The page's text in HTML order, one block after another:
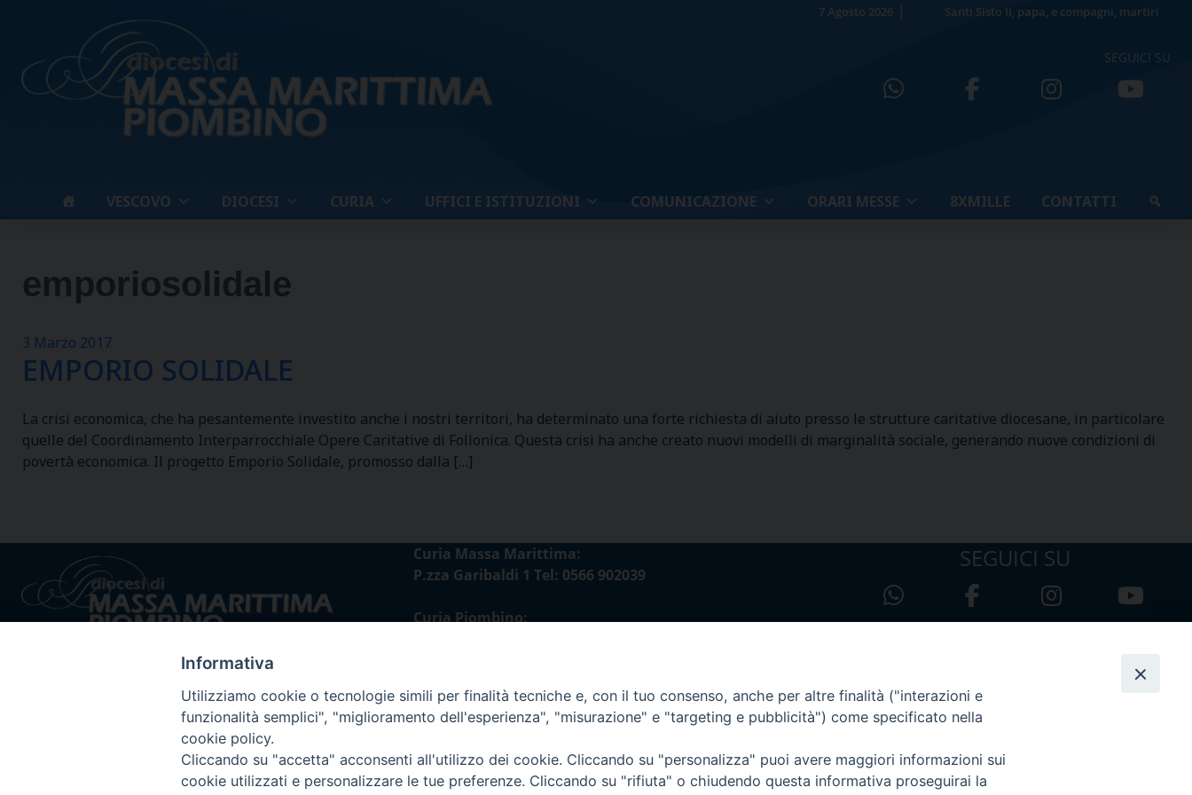
7 Agosto 2026 Santi Sisto II, papa, e compagni, martiri
SEGUICI SU
VESCOVO DIOCESI CURIA UFFICI E ISTITUZIONI COMUNICAZIONE ORARI MESSE 8XMILLE CONTATTI
emporiosolidale
3 Marzo 2017
EMPORIO SOLIDALE
La crisi economica, che ha pesantemente investito anche i nostri territori, ha determinato una forte richiesta di aiuto presso le strutture caritative diocesane, in particolare
quelle del Coordinamento Interparrocchiale Opere Caritative di Follonica. Questa crisi ha anche creato nuovi modelli di marginalità sociale, generando nuove condizioni di
povertà economica. Il progetto Emporio Solidale, promosso dalla […]
Curia Massa Marittima:
P.zza Garibaldi 1 Tel: 0566 902039
Curia Piombino:
curia@diocesimassamarittima.it
SEGUICI SU
Privacy policy - trasparenza © 2024 Diocesi di Massa Marittima - Piombino
Informativa
Utilizziamo cookie o tecnologie simili per finalità tecniche e, con il tuo consenso, anche per altre finalità ("interazioni e
funzionalità semplici", "miglioramento dell'esperienza", "misurazione" e "targeting e pubblicità") come specificato nella
cookie policy.
Cliccando su "accetta" acconsenti all'utilizzo dei cookie. Cliccando su "personalizza" puoi avere maggiori informazioni sui
cookie utilizzati e personalizzare le tue preferenze. Cliccando su "rifiuta" o chiudendo questa informativa proseguirai la